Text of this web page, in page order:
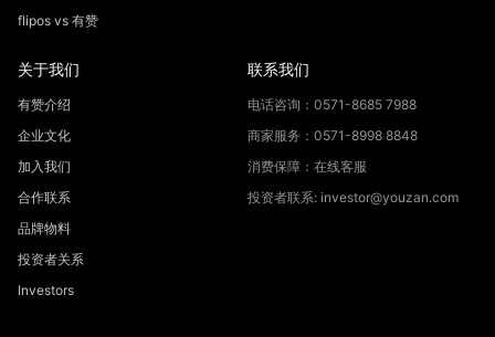
flipos vs 有赞
关于我们
有赞介绍
企业文化
加入我们
合作联系
品牌物料
投资者关系
Investors
联系我们
电话咨询：0571-8685 7988
商家服务：0571-8998 8848
消费保障：在线客服
投资者联系: investor@youzan.com